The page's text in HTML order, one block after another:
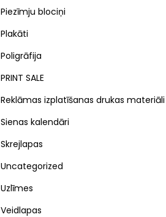
Piezīmju blociņi
Plakāti
Poligrāfija
PRINT SALE
Reklāmas izplatīšanas drukas materiāli
Sienas kalendāri
Skrejlapas
Uncategorized
Uzlīmes
Veidlapas